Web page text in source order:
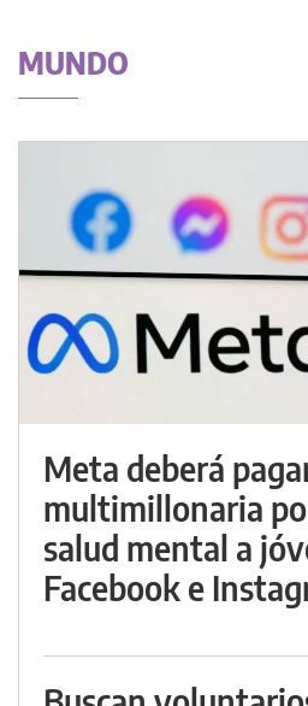
MUNDO
Meta deberá
multimillonaria
salud mental a
Facebook e